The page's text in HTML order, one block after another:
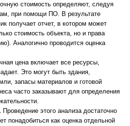
стоимость определяют, следуя
при помощи ПО. В результате
получает отчет, в котором может
стоимость объекта, но и права
Аналогично проводится оценка
цена включает все ресурсы,
Это могут быть здания,
запасы материалов и готовой
часто заказывают для определения
Проведение этого анализа достаточно
понадобиться как оценка отдельной